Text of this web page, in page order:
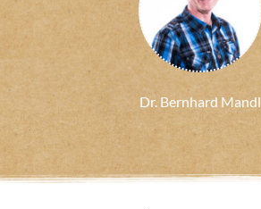
Dr. Bernhard Mandl